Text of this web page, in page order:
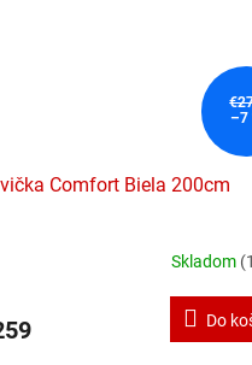
–7
Comfort Biela 200cm
Skladom
Do